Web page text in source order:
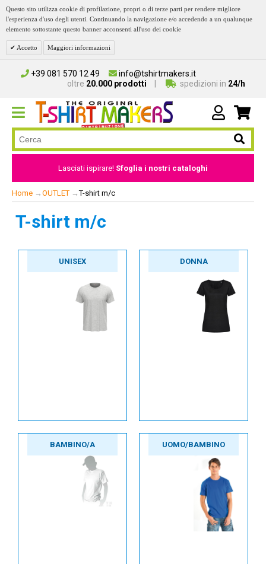
Questo sito utilizza cookie di profilazione, propri o di terze parti per rendere migliore
l'esperienza d'uso degli utenti. Continuando la navigazione e/o accedendo a un qualunque
elemento sottostante questo banner acconsenti all'uso dei cookie
Accetto Maggiori informazioni
+39 081 570 12 49
info@tshirtmakers.it
oltre 20.000 prodotti spedizioni in 24/h
Lasciati ispirare! Sfoglia i nostri cataloghi
Home → OUTLET →T-shirt m/c
T-shirt m/c
UNISEX DONNA
BAMBINO/A UOMO/BAMBINO